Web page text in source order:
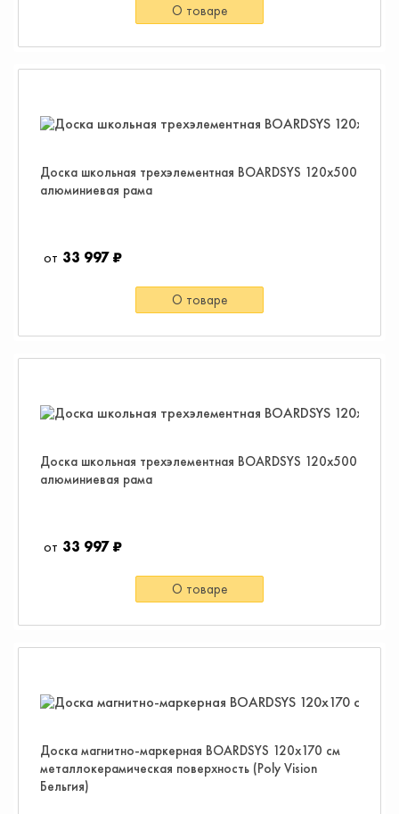
О товаре
Доска школьная трехэлементная BOARDSYS 120x500
алюминиевая рама
33 997 ₽
О товаре
Доска школьная трехэлементная BOARDSYS 120x500
алюминиевая рама
33 997 ₽
О товаре
Доска магнитно-маркерная BOARDSYS 120х170 см
металлокерамическая поверхность (Poly Vision
Бельгия)